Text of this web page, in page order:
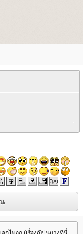
กไม่ถูก (เรื่องญี่ปุ่นบางทีนี่